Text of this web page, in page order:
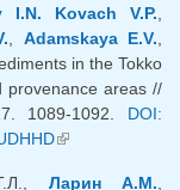
I.N. Kovach V.P.
Adamskaya E.V.
in the Tokko
provenance areas //
1089-1092. DOI:
(внешняя
Ларин А.М.